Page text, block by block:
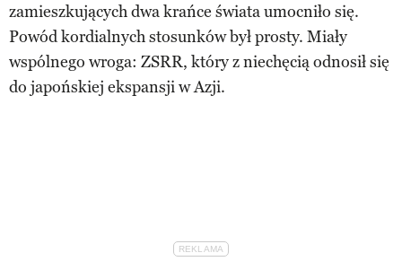
zamieszkujących dwa krańce świata umocniło się.
Powód kordialnych stosunków był prosty. Miały
wspólnego wroga: ZSRR, który z niechęcią odnosił się
do japońskiej ekspansji w Azji.